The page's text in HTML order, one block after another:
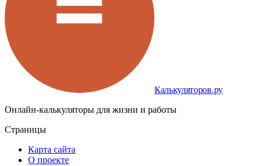
Калькуляторов.ру
Онлайн-калькуляторы для жизни и работы
Страницы
Карта сайта
О проекте